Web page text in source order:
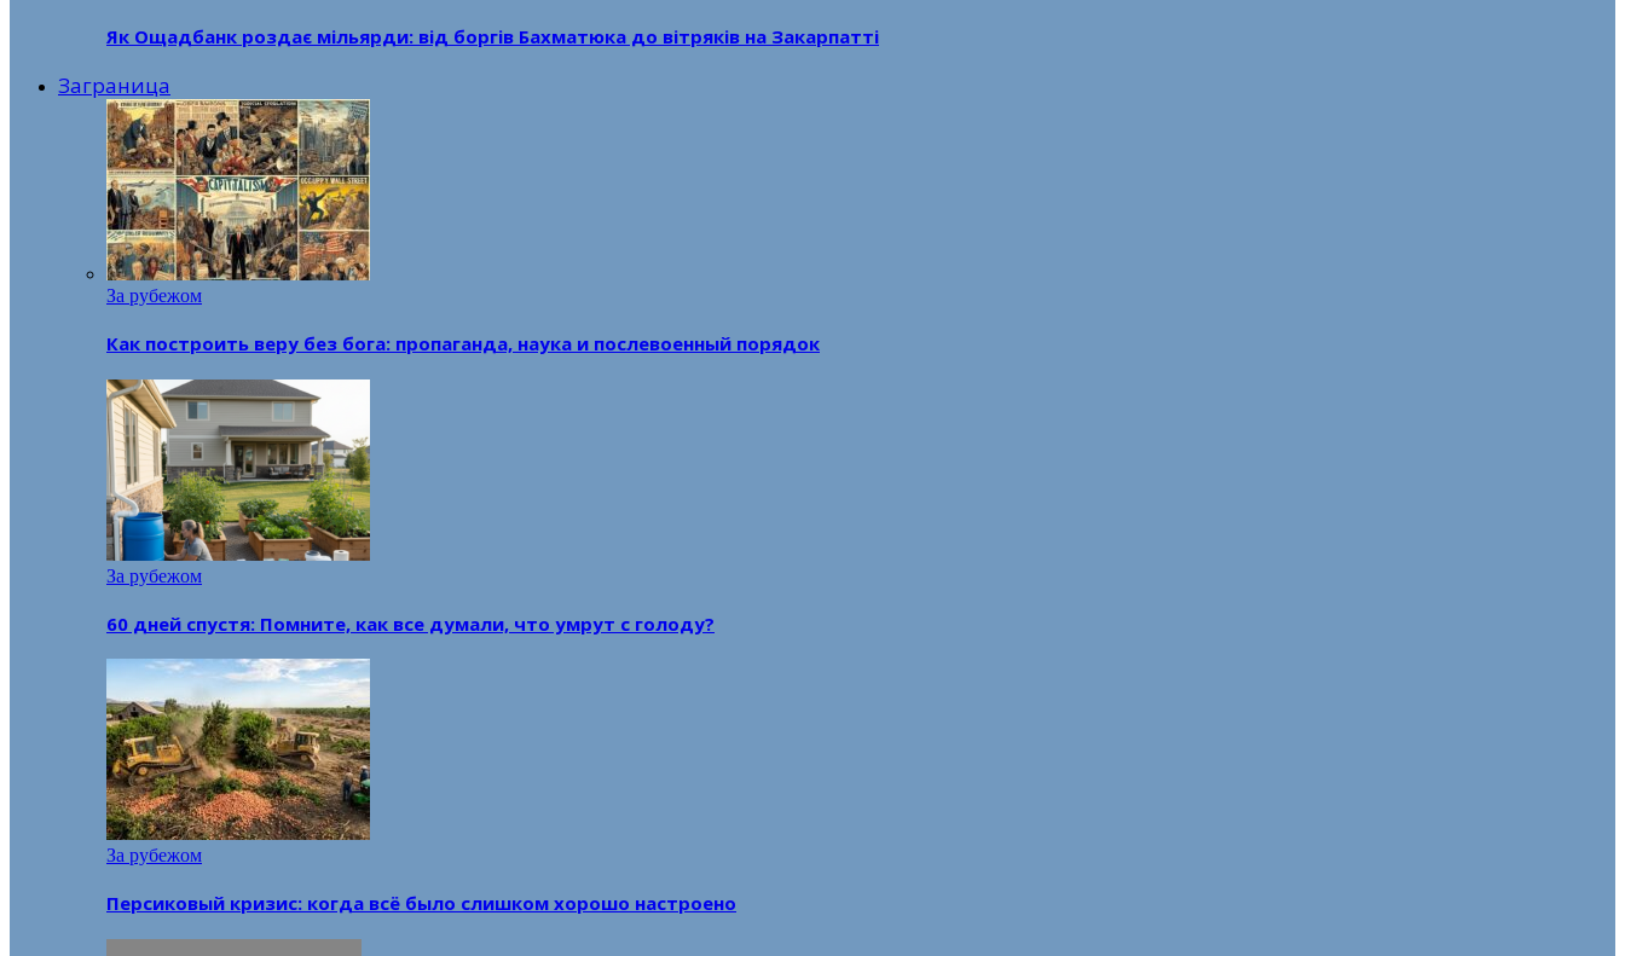
Як Ощадбанк роздає мільярди: від боргів Бахматюка до вітряків на Закарпатті
Заграница
За рубежом
Как построить веру без бога: пропаганда, наука и послевоенный порядок
За рубежом
60 дней спустя: Помните, как все думали, что умрут с голоду?
За рубежом
Персиковый кризис: когда всё было слишком хорошо настроено